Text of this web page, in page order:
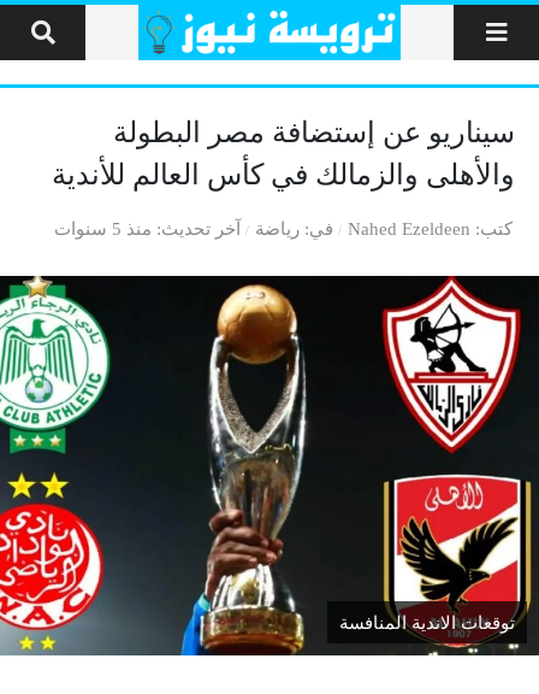
التخطي إلى المحتوى
سيناريو عن إستضافة مصر البطولة
والأهلى والزمالك في كأس العالم للأندية
كتب Nahed Ezeldeen في رياضة آخر تحديث منذ 5 سنوات
توقعات الاندية المنافسة